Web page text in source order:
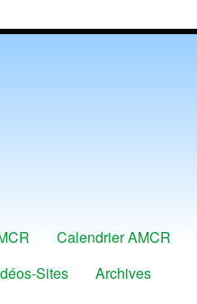
Calendrier AMCR
Sites Archives